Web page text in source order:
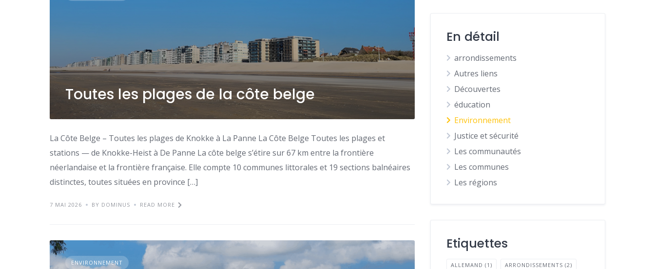
Toutes les plages de la côte belge
La Côte Belge – Toutes les plages de Knokke à La Panne La Côte Belge Toutes les plages et
stations — de Knokke-Heist à De Panne La côte belge s’étire sur 67 km entre la frontière
néerlandaise et la frontière française. Elle compte 10 communes littorales et 19 sections balnéaires
distinctes, toutes situées en province […]
7 MAI 2026 BY DOMINUS READ MORE
ENVIRONNEMENT
En détail
arrondissements
Autres liens
Découvertes
éducation
Environnement
Justice et sécurité
Les communautés
Les communes
Les régions
Etiquettes
ALLEMAND (1) ARRONDISSEMENTS (2)